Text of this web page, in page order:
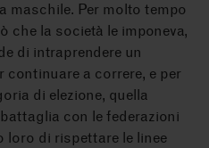
maschile. Per molto tempo
che la società le imponeva,
di intraprendere un
continuare a correre, e per
di elezione, quella
con le federazioni
loro di rispettare le linee